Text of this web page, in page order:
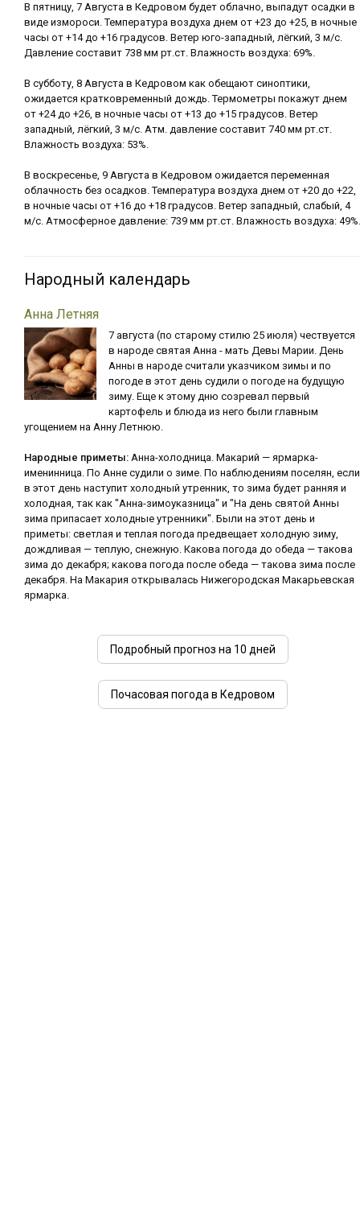
В пятницу, 7 Августа в Кедровом будет облачно, выпадут осадки в
виде измороси. Температура воздуха днем от +23 до +25, в ночные
часы от +14 до +16 градусов. Ветер юго-западный, лёгкий, 3 м/с.
Давление составит 738 мм рт.ст. Влажность воздуха: 69%.
В субботу, 8 Августа в Кедровом как обещают синоптики,
ожидается кратковременный дождь. Термометры покажут днем
от +24 до +26, в ночные часы от +13 до +15 градусов. Ветер
западный, лёгкий, 3 м/с. Атм. давление составит 740 мм рт.ст.
Влажность воздуха: 53%.
В воскресенье, 9 Августа в Кедровом ожидается переменная
облачность без осадков. Температура воздуха днем от +20 до +22,
в ночные часы от +16 до +18 градусов. Ветер западный, слабый, 4
м/с. Атмосферное давление: 739 мм рт.ст. Влажность воздуха: 49%.
Народный календарь
Анна Летняя
7 августа (по старому стилю 25 июля) чествуется
в народе святая Анна - мать Девы Марии. День
Анны в народе считали указчиком зимы и по
погоде в этот день судили о погоде на будущую
зиму. Еще к этому дню созревал первый
картофель и блюда из него были главным
угощением на Анну Летнюю.
Народные приметы: Анна-холодница. Макарий — ярмарка-
именинница. По Анне судили о зиме. По наблюдениям поселян, если
в этот день наступит холодный утренник, то зима будет ранняя и
холодная, так как "Анна-зимоуказница" и "На день святой Анны
зима припасает холодные утренники". Были на этот день и
приметы: светлая и теплая погода предвещает холодную зиму,
дождливая — теплую, снежную. Какова погода до обеда — такова
зима до декабря; какова погода после обеда — такова зима после
декабря. На Макария открывалась Нижегородская Макарьевская
ярмарка.
Подробный прогноз на 10 дней
Почасовая погода в Кедровом